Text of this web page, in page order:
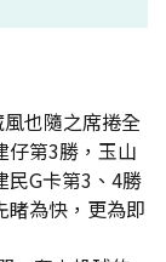
也隨之席捲全
仔第3勝，玉山
民G卡第3、4勝
睹為快，更為即